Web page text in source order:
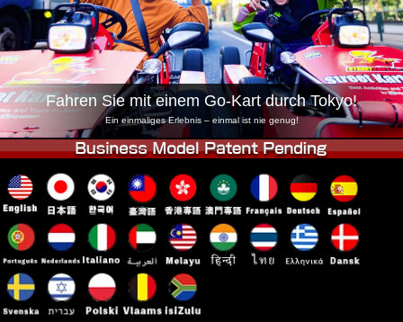
Tokio Shinagawa Tokio Akihabara#1
Tokio Akihabara#2 Tokio Shibuya
Tokio Shibuya Annex Tokio Bucht
Tokio Asakusa Osaka
Okinawa
Fahren Sie mit einem Go-Kart durch Tokyo!
Ein einmaliges Erlebnis – einmal ist nie genug!